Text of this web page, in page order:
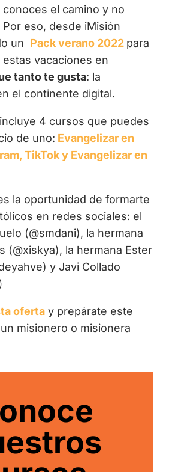
el camino y no
eso, desde iMisión
un Pack verano 2022 para
vacaciones en
tanto te gusta: la
el continente digital.
4 cursos que puedes
de uno: Evangelizar en
TikTok y Evangelizar en
la oportunidad de formarte
en redes sociales: el
(@smdani), la hermana
(@xiskya), la hermana Ester
y Javi Collado
oferta y prepárate este
misionero o misionera